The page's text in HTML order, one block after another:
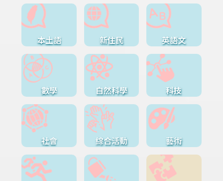
本土語 新住民 英語文
數學 自然科學 科技
社會 綜合活動 藝術